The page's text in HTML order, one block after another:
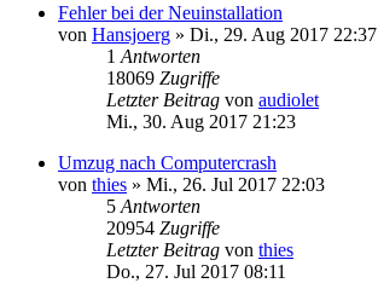
Fehler bei der Neuinstallation
von Hansjoerg » Di., 29. Aug 2017 22:37
1 Antworten
18069 Zugriffe
Letzter Beitrag von audiolet
Mi., 30. Aug 2017 21:23
Umzug nach Computercrash
von thies » Mi., 26. Jul 2017 22:03
5 Antworten
20954 Zugriffe
Letzter Beitrag von thies
Do., 27. Jul 2017 08:11